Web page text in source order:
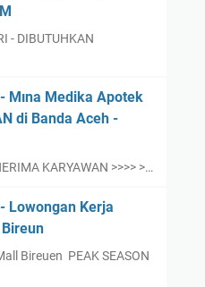
- DIBUTUHKAN
Mına Medika Apotek
di Banda Aceh -
KARYAWAN >>>> >…
Lowongan Kerja
Bireuen PEAK SEASON